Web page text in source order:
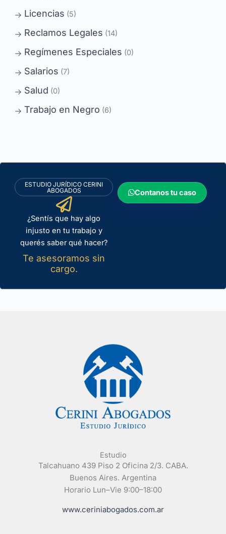
Licencias (5)
Reclamos Legales (14)
Regímenes Especiales (0)
Salarios (7)
Salud (0)
Trabajo en Negro (6)
ESTUDIO JURÍDICO CERINI
ABOGADOS
¿Sentís que hay algo
injusto en tu trabajo y
querés saber qué hacer?
Te asesoramos sin
cargo.
Contanos tu caso
Estudio
Talcahuano 439 Piso 2 Oficina 2/3. CABA.
Buenos Aires. Argentina
Horario Lun–Vie 9:00–18:00
www.ceriniabogados.com.ar